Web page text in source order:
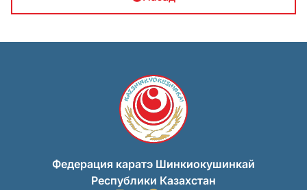
Федерация каратэ Шинкиокушинкай
Республики Казахстан